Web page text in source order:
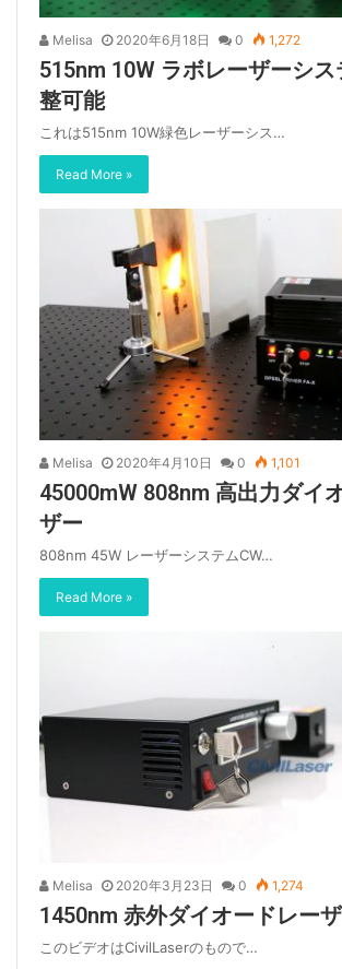
Melisa 2020年6月18日 0 1,272
515nm 10W ラボレーザーシス
整可能
これは515nm 10W緑色レーザーシス…
Read More »
Melisa 2020年4月10日 0 1,101
45000mW 808nm 高出力ダイ
ザー
808nm 45W レーザーシステムCW…
Read More »
Melisa 2020年3月23日 0 1,274
1450nm 赤外ダイオードレー
このビデオはCivilLaserのもので…